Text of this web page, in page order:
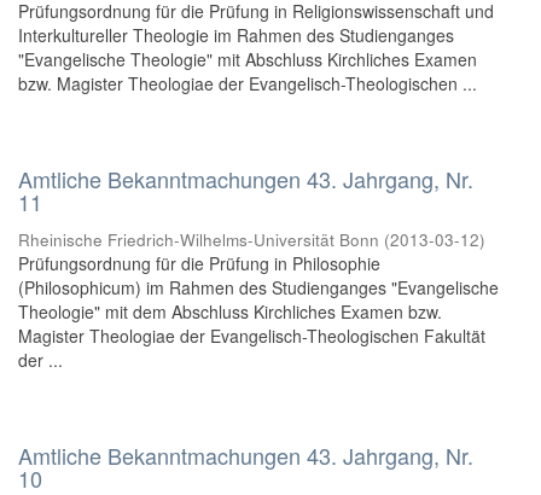
Prüfungsordnung für die Prüfung in Religionswissenschaft und
Interkultureller Theologie im Rahmen des Studienganges
"Evangelische Theologie" mit Abschluss Kirchliches Examen
bzw. Magister Theologiae der Evangelisch-Theologischen ...
Amtliche Bekanntmachungen 43. Jahrgang, Nr.
11
Rheinische Friedrich-Wilhelms-Universität Bonn (2013-03-12)
Prüfungsordnung für die Prüfung in Philosophie
(Philosophicum) im Rahmen des Studienganges "Evangelische
Theologie" mit dem Abschluss Kirchliches Examen bzw.
Magister Theologiae der Evangelisch-Theologischen Fakultät
der ...
Amtliche Bekanntmachungen 43. Jahrgang, Nr.
10